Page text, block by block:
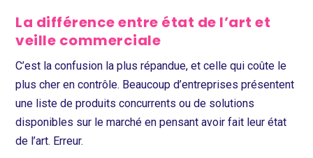
La différence entre état de l’art et
veille commerciale
C’est la confusion la plus répandue, et celle qui coûte le
plus cher en contrôle. Beaucoup d’entreprises présentent
une liste de produits concurrents ou de solutions
disponibles sur le marché en pensant avoir fait leur état
de l’art. Erreur.